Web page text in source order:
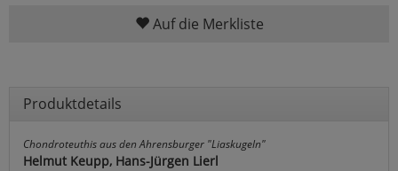
Auf die Merkliste
Produktdetails
Chondroteuthis aus den Ahrensburger "Liaskugeln"
Helmut Keupp, Hans-Jürgen Lierl